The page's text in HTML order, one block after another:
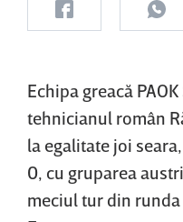
Echipa greacă
tehnicianul român
la egalitate joi
0, cu gruparea
meciul tur din